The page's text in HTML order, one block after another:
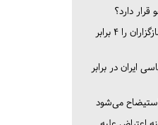
دارد؟
امام جماعت این مسجد در ۳ سال، نمازگزاران را ۴ برابر
ایران در برابر
استیضاح می‌شود